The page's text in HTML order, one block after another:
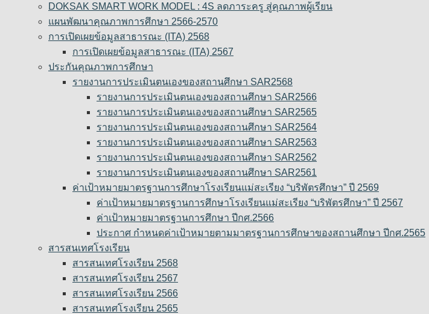
DOKSAK SMART WORK MODEL : 4S ลดภาระครู สู่คุณภาพผู้เรียน
แผนพัฒนาคุณภาพการศึกษา 2566-2570
การเปิดเผยข้อมูลสาธารณะ (ITA) 2568
การเปิดเผยข้อมูลสาธารณะ (ITA) 2567
ประกันคุณภาพการศึกษา
รายงานการประเมินตนเองของสถานศึกษา SAR2568
รายงานการประเมินตนเองของสถานศึกษา SAR2566
รายงานการประเมินตนเองของสถานศึกษา SAR2565
รายงานการประเมินตนเองของสถานศึกษา SAR2564
รายงานการประเมินตนเองของสถานศึกษา SAR2563
รายงานการประเมินตนเองของสถานศึกษา SAR2562
รายงานการประเมินตนเองของสถานศึกษา SAR2561
ค่าเป้าหมายมาตรฐานการศึกษาโรงเรียนแม่สะเรียง “บริพัตรศึกษา” ปี 2569
ค่าเป้าหมายมาตรฐานการศึกษาโรงเรียนแม่สะเรียง “บริพัตรศึกษา” ปี 2567
ค่าเป้าหมายมาตรฐานการศึกษา ปีกศ.2566
ประกาศ กำหนดค่าเป้าหมายตามมาตรฐานการศึกษาของสถานศึกษา ปีกศ.2565
สารสนเทศโรงเรียน
สารสนเทศโรงเรียน 2568
สารสนเทศโรงเรียน 2567
สารสนเทศโรงเรียน 2566
สารสนเทศโรงเรียน 2565